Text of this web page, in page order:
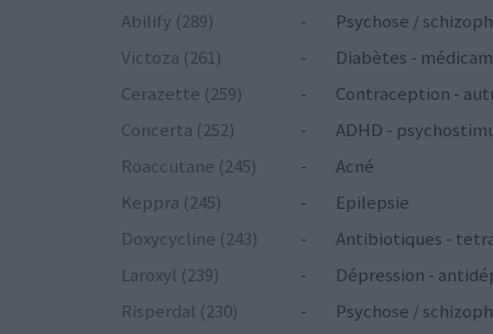
Abilify (289)
-
Psychose /
Victoza (261)
-
Diabètes -
Cerazette (259)
-
Contraception -
Concerta (252)
-
ADHD -
Roaccutane (245)
-
Acné
Keppra (245)
-
Epilepsie
Doxycycline (243)
-
Antibiotiques -
Laroxyl (239)
-
Dépression -
Risperdal (230)
- Psychose /